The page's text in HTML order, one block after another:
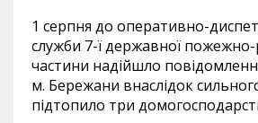
1 серпня до оперативно-
служби 7-ї державної пожежно-
частини надійшло
м. Бережани внаслідок
підтопило три